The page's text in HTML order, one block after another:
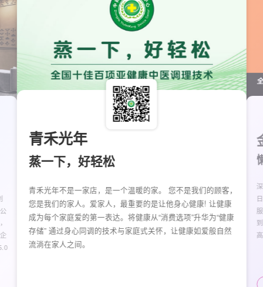
青禾光年
蒸一下，好轻松
青禾光年不是一家店，是一个温暖的家。 您不是我们的顾客，
您是我们的家人。爱家人，最重要的是让他身心健康! 让健康
成为每个家庭爱的第一表达。将健康从“消费选项”升华为“健康
存储” 通过身心同调的技术与家庭式关怀，让健康如爱般自然
流淌在家人之间。